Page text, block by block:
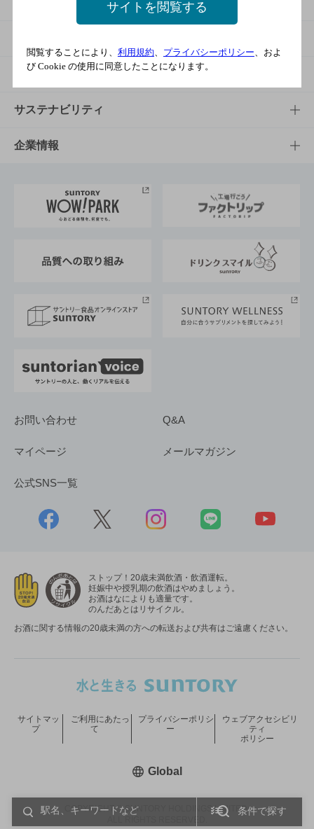
条件で探す
商品一覧
商品発売情報
栄養成分一覧
知る・楽しむTOP
キャンペーン
工場見学
地域情報
文化・スポーツ
文化・スポーツTOP
サントリーホール
サントリーサンバーズ大阪
サステナビリティ
サステナビリティTOP
サントリーが考えるサステナビリティ経営
企業情報
企業概要
採用情報
お問い合わせ Q&A
マイページ メールマガジン
公式SNS一覧
ストップ！20歳未満飲酒・飲酒運転。
妊娠中や授乳期の飲酒はやめましょう。
お酒はなによりも適量です。
のんだあとはリサイクル。
お酒に関する情報の20歳未満の方への転送および共有はご遠慮ください。
COPYRIGHT © SUNTORY HOLDINGS LIMITED.
サイトマッ
プ
ご利用にあたっ
て
プライバシーポリシ
ー
ウェブアクセシビリ
ティ
ポリシー
Global新しいウィンドウで開く
サイトを閲覧する
閲覧することにより、 利用規約、 プライバシーポリシー、およ
び Cookie の使用に同意したことになります。